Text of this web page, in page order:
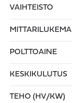
VAIHTEISTO
MITTARILUKEMA
POLTTOAINE
KESKIKULUTUS
TEHO (HV/KW)